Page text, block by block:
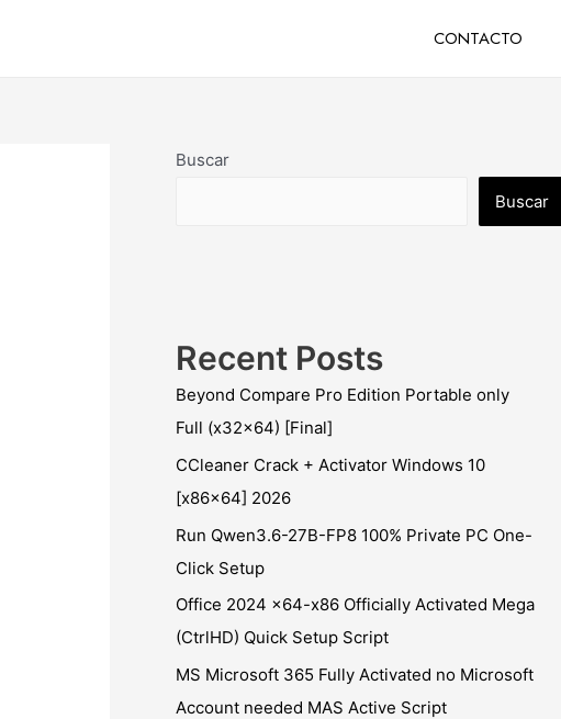
CONTACTO
Buscar
Buscar
Recent Posts
Beyond Compare Pro Edition Portable only
Full (x32x64) [Final]
CCleaner Crack + Activator Windows 10
[x86x64] 2026
Run Qwen3.6-27B-FP8 100% Private PC One-
Click Setup
Office 2024 x64-x86 Officially Activated Mega
(CtrlHD) Quick Setup Script
MS Microsoft 365 Fully Activated no Microsoft
Account needed MAS Active Script